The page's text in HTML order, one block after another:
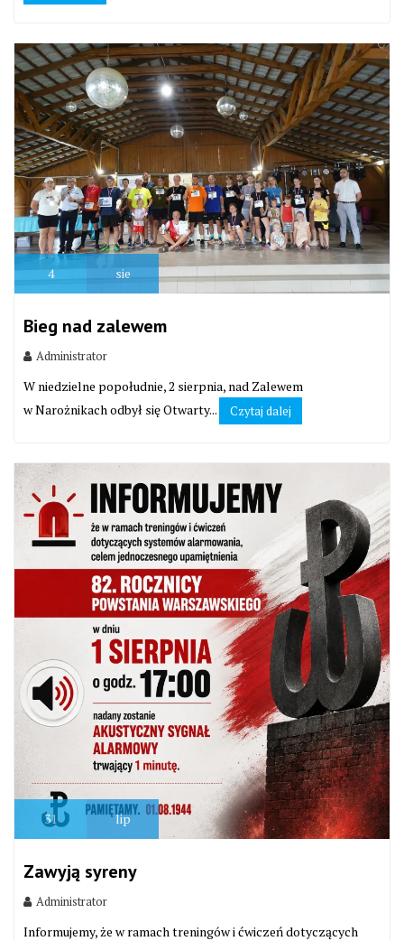
4 sie
Bieg nad zalewem
Administrator
W niedzielne popołudnie, 2 sierpnia, nad Zalewem
w Narożnikach odbył się Otwarty...
Czytaj dalej
31 lip
Zawyją syreny
Administrator
Informujemy, że w ramach treningów i ćwiczeń dotyczących